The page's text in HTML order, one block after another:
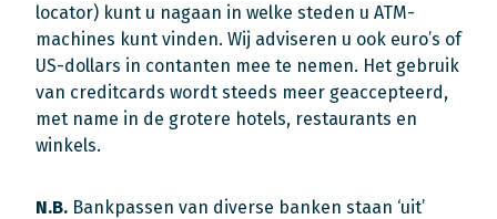
locator) kunt u nagaan in welke steden u ATM-
machines kunt vinden. Wij adviseren u ook euro’s of
US-dollars in contanten mee te nemen. Het gebruik
van creditcards wordt steeds meer geaccepteerd,
met name in de grotere hotels, restaurants en
winkels.
N.B. Bankpassen van diverse banken staan ‘uit’